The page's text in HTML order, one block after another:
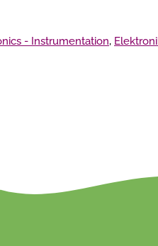
- Instrumentation,